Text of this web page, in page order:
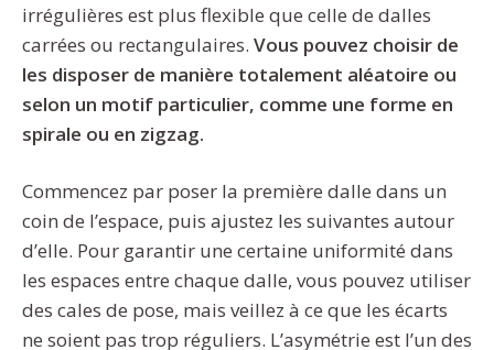
irrégulières est plus flexible que celle de dalles
carrées ou rectangulaires. Vous pouvez choisir de
les disposer de manière totalement aléatoire ou
selon un motif particulier, comme une forme en
spirale ou en zigzag.
Commencez par poser la première dalle dans un
coin de l’espace, puis ajustez les suivantes autour
d’elle. Pour garantir une certaine uniformité dans
les espaces entre chaque dalle, vous pouvez utiliser
des cales de pose, mais veillez à ce que les écarts
ne soient pas trop réguliers. L’asymétrie est l’un des